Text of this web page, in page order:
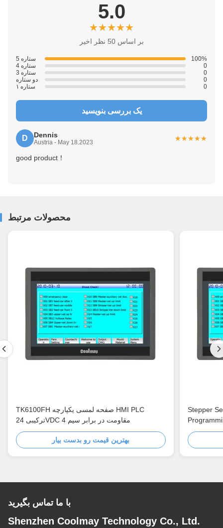
5.0
★★★★★
★★★★★
بر اساس 50 نظر اخیر
5 ستاره
100%
4 ستاره
0
3 ستاره
0
دو ستاره
0
۱ ستاره
0
یک بررسی بنویسید
D Dennis
Austria - May 18.2023 ★★★★★
★★★★★
good product！
محصولات مرتبط
TK6100FH صفحه لمسی یکپارچه HMI PLC
ترکیبی 24VDC 4 مقاومت در برابر سیم
بهترین قیمت رو بدست بیار
Stepper
با ما تماس بگیرید
Shenzhen Coolmay Technology Co., Ltd.